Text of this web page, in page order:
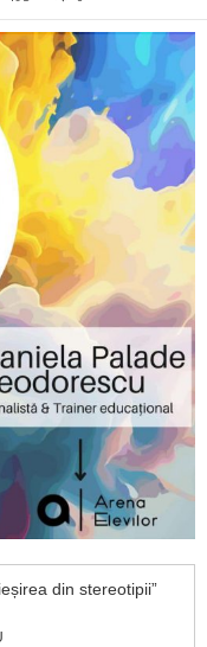
din stereotipii”